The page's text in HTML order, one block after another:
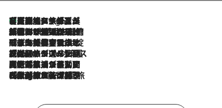
7 Hours Ago
【厳選旅コスメ】「多機能アイテムがメイン！」旅好き美容エディターが選んだ夏旅ベストコスメを発表【Mサイズジップ】
2026.8.6
「荷物が増えるほど旅ストレスは増す」美容ジャーナリストがたどり着いた最終結論。“化粧品を劇的に減らす”感動の凝縮美容とは
2026.8.6
「旅先には金髪ウィッグを持参」日本と同じメイクでは損してる!? 美容ジャーナリストが提案する“掟破りの旅美容”とは
2026.8.6
【厳選旅コスメ】「身軽さ＆UV対策重視！」ヘアアーティストshucoが選んだ夏旅ベストコスメを発表【Mサイズジップ】
2026.8.5
【厳選旅コスメ】国内をあちこち移動する河井菜摘が選んだ夏旅ベストコスメ発表！「リラックスアイテムはマスト」【Mサイズジップ】
2026.8.4
【厳選旅コスメ】「紫外線＆乾燥対策しながらメイク感も！」ヘア＆メイクGeorgeが選んだ夏旅ベストコスメを発表！【Mサイズジップ】